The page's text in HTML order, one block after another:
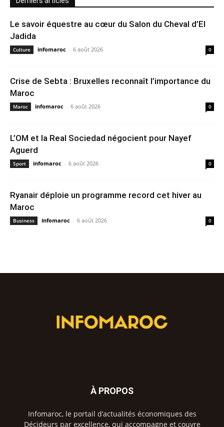
Le savoir équestre au cœur du Salon du Cheval d’El
Jadida
Culture infomaroc - 6 août 2026 0
Crise de Sebta : Bruxelles reconnaît l’importance du
Maroc
Maroc infomaroc - 6 août 2026 0
L’OM et la Real Sociedad négocient pour Nayef
Aguerd
Sport infomaroc - 6 août 2026 0
Ryanair déploie un programme record cet hiver au
Maroc
Business infomaroc - 6 août 2026 0
À PROPOS
Infomaroc, le portail d’actualités économiques des
Décideurs par excellence, qui accompagne et couvre